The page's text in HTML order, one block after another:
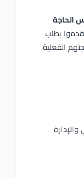
الحاجة
الفعلية.